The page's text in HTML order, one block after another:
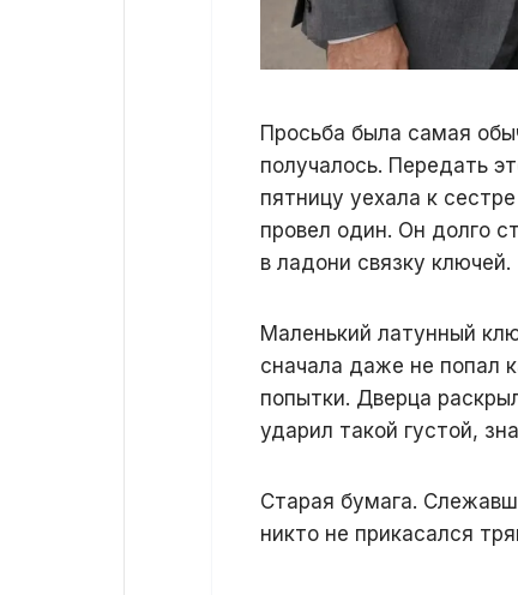
Просьба была самая
получалось. Передать
пятницу уехала к
провел один. Он долго
в ладони связку ключей.
Маленький латунный
сначала даже не попал
попытки. Дверца
ударил такой густой,
Старая бумага.
никто не прикасался